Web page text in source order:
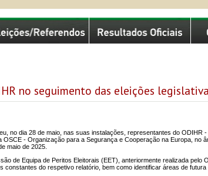
no seguimento das eleições
no dia 28 de maio, nas suas instalações, representantes do ODIHR
- Organização para a Segurança e Cooperação na Europa, no
maio de 2025.
de Equipa de Peritos Eleitorais (EET), anteriormente realizada pelo
do respetivo relatório, bem como identificar áreas de futura